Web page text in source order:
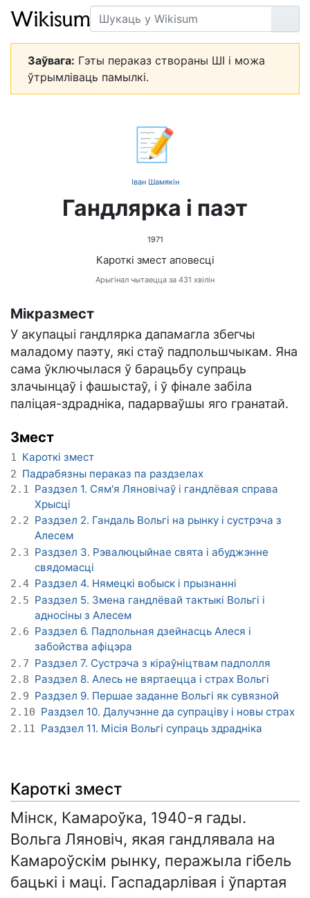
Пошук
Заўвага: Гэты пераказ створаны ШІ і можа
ўтрымліваць памылкі.
📝
Іван Шамякін
Гандлярка і паэт
1971
Кароткі змест аповесці
Арыгінал чытаецца за 431 хвілін
Мікразмест
У акупацыі гандлярка дапамагла збегчы
маладому паэту, які стаў падпольшчыкам. Яна
сама ўключылася ў барацьбу супраць
злачынцаў і фашыстаў, і ў фінале забіла
паліцая-здрадніка, падарваўшы яго гранатай.
Змест
1 Кароткі змест
2 Падрабязны пераказ па раздзелах
2.1
Раздзел 1. Сям'я Ляновічаў і гандлёвая справа
Хрысці
2.2 Раздзел 2. Гандаль Вольгі на рынку і сустрэча з
Алесем
2.3 Раздзел 3. Рэвалюцыйнае свята і абуджэнне
свядомасці
2.4 Раздзел 4. Нямецкі вобыск і прызнанні
2.5 Раздзел 5. Змена гандлёвай тактыкі Вольгі і
адносіны з Алесем
2.6 Раздзел 6. Падпольная дзейнасць Алеся і
забойства афіцэра
2.7 Раздзел 7. Сустрэча з кіраўніцтвам падполля
2.8 Раздзел 8. Алесь не вяртаецца і страх Вольгі
2.9 Раздзел 9. Першае заданне Вольгі як сувязной
2.10 Раздзел 10. Далучэнне да супраціву і новы страх
2.11 Раздзел 11. Місія Вольгі супраць здрадніка
Кароткі змест
Мінск, Камароўка, 1940-я гады.
Вольга Ляновіч, якая гандлявала на
Камароўскім рынку, перажыла гібель
бацькі і маці. Гаспадарлівая і ўпартая